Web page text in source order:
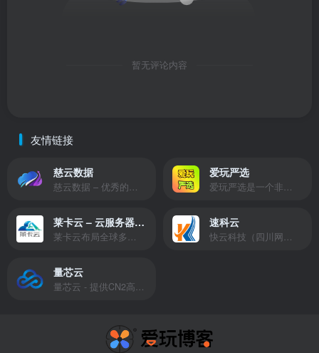
暂无评论内容
友情链接
慈云数据
慈云数据 – 优秀的云服务器服务商，提供最具有性价比的产品。慈云数据是开发者必不可少的良心云
爱玩严选
爱玩严选是一个非常有保障且性价比极高的虚拟商城，包括但不限于苹果证书、技术指导、会员充值等多种虚拟服务！
莱卡云 – 云服务器提供商
莱卡云布局全球多个地理区域。提供服务有：境外云服务器、国内云服务器、独立服务器、服务器托管、CDN、SSL证书、游戏服务器等业务。
速科云
快云科技（四川网联快云科技有限公司）成立于2021年，主营互联网业务平台服务提供商。公司专注为用户提供低价高性能云计算产品，致力于云计算应用的易用性开发，并引导云计算在国内普及
量芯云
量芯云 - 提供CN2高速香港美国云服务器&专业高防服务器租用等云服务器供应商